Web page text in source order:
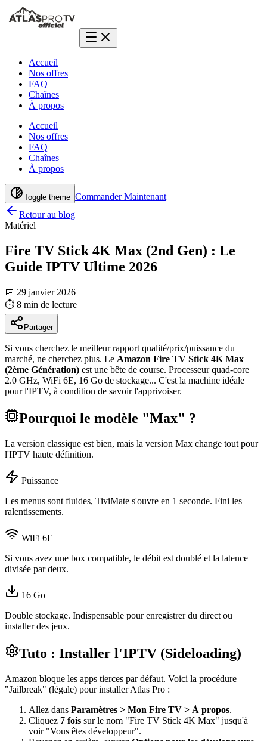
Accueil
Nos offres
FAQ
Chaînes
À propos
Accueil
Nos offres
FAQ
Chaînes
À propos
Toggle theme Commander Maintenant
Retour au blog
Matériel
Fire TV Stick 4K Max (2nd Gen) : Le
Guide IPTV Ultime 2026
📅 29 janvier 2026
⏱️ 8 min de lecture
Partager
Si vous cherchez le meilleur rapport qualité/prix/puissance du
marché, ne cherchez plus. Le Amazon Fire TV Stick 4K Max
(2ème Génération) est une bête de course. Processeur quad-core
2.0 GHz, WiFi 6E, 16 Go de stockage... C'est la machine idéale
pour l'IPTV, à condition de savoir l'apprivoiser.
Pourquoi le modèle "Max" ?
La version classique est bien, mais la version Max change tout pour
l'IPTV haute définition.
Puissance
Les menus sont fluides, TiviMate s'ouvre en 1 seconde. Fini les
ralentissements.
WiFi 6E
Si vous avez une box compatible, le débit est doublé et la latence
divisée par deux.
16 Go
Double stockage. Indispensable pour enregistrer du direct ou
installer des jeux.
Tuto : Installer l'IPTV (Sideloading)
Amazon bloque les apps tierces par défaut. Voici la procédure
"Jailbreak" (légale) pour installer Atlas Pro :
Allez dans Paramètres > Mon Fire TV > À propos.
Cliquez 7 fois sur le nom "Fire TV Stick 4K Max" jusqu'à
voir "Vous êtes développeur".